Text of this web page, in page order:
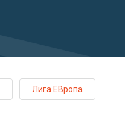
Лига ЕВропа